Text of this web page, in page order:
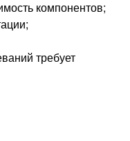
компонентов;
требует